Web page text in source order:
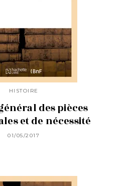
HISTOIRE
des pièces
et de nécessité
01/05/2017